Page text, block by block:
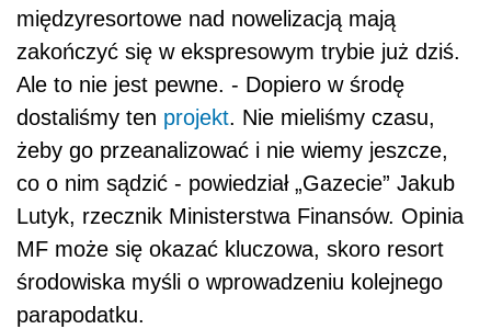
międzyresortowe nad nowelizacją mają
zakończyć się w ekspresowym trybie już dziś.
Ale to nie jest pewne. - Dopiero w środę
dostaliśmy ten projekt. Nie mieliśmy czasu,
żeby go przeanalizować i nie wiemy jeszcze,
co o nim sądzić - powiedział „Gazecie” Jakub
Lutyk, rzecznik Ministerstwa Finansów. Opinia
MF może się okazać kluczowa, skoro resort
środowiska myśli o wprowadzeniu kolejnego
parapodatku.